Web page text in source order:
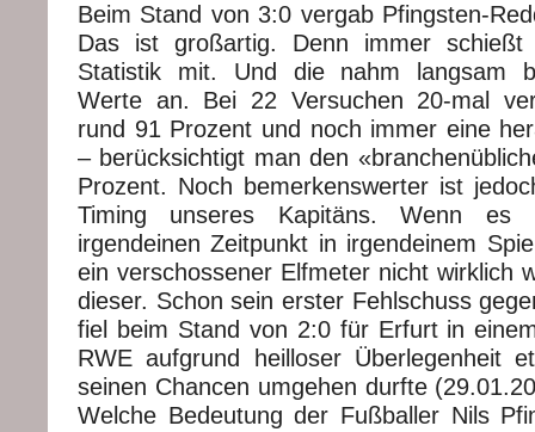
Beim Stand von 3:0 vergab Pfingsten-
Das ist großartig. Denn immer
Statistik mit. Und die nahm langsam
Werte an. Bei 22 Versuchen 20-mal
rund 91 Prozent und noch immer eine
– berücksichtigt man den
Prozent. Noch bemerkenswerter ist
Timing unseres Kapitäns. Wenn es
irgendeinen Zeitpunkt in irgendeinem
ein verschossener Elfmeter nicht wirklich
dieser. Schon sein erster Fehlschuss
fiel beim Stand von 2:0 für Erfurt in
RWE aufgrund heilloser Überlegenheit
seinen Chancen umgehen durfte
Welche Bedeutung der Fußballer Nils